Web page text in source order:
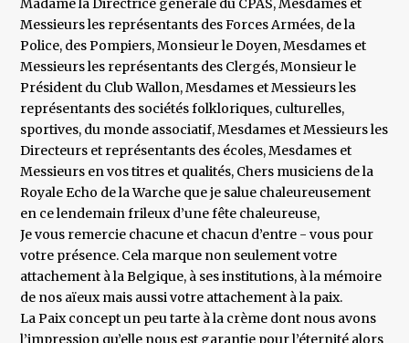
Madame la Directrice générale du CPAS, Mesdames et
Messieurs les représentants des Forces Armées, de la
Police, des Pompiers, Monsieur le Doyen, Mesdames et
Messieurs les représentants des Clergés, Monsieur le
Président du Club Wallon, Mesdames et Messieurs les
représentants des sociétés folkloriques, culturelles,
sportives, du monde associatif, Mesdames et Messieurs les
Directeurs et représentants des écoles, Mesdames et
Messieurs en vos titres et qualités, Chers musiciens de la
Royale Echo de la Warche que je salue chaleureusement
en ce lendemain frileux d’une fête chaleureuse,
Je vous remercie chacune et chacun d’entre - vous pour
votre présence. Cela marque non seulement votre
attachement à la Belgique, à ses institutions, à la mémoire
de nos aïeux mais aussi votre attachement à la paix.
La Paix concept un peu tarte à la crème dont nous avons
l’impression qu’elle nous est garantie pour l’éternité alors